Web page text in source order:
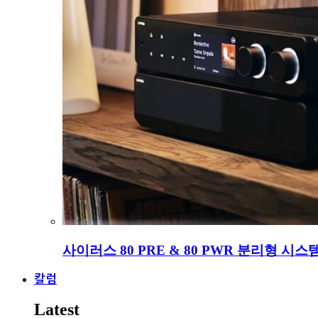
사이러스 80 PRE & 80 PWR 분리형 시스
칼럼
Latest